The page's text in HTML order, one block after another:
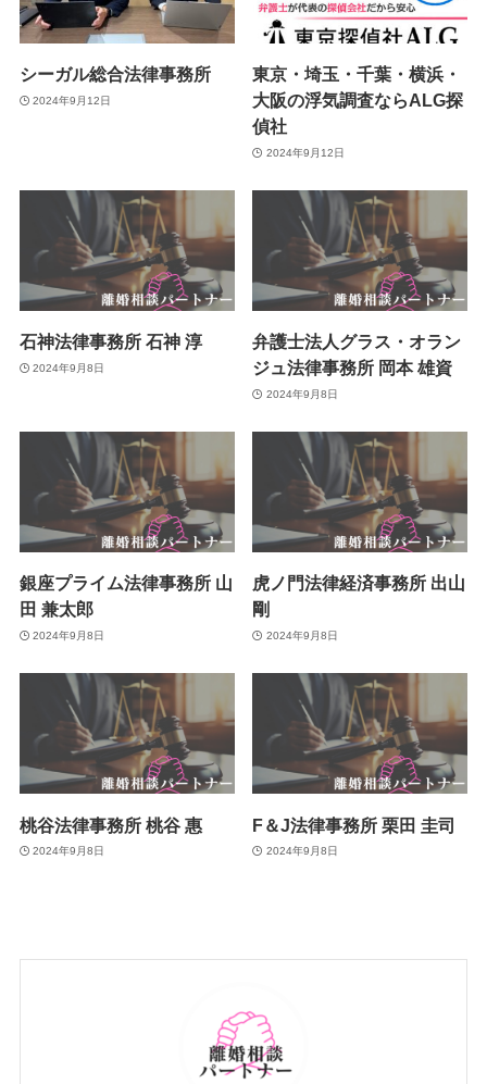
シーガル総合法律事務所
2024年9月12日
東京・埼玉・千葉・横浜・
大阪の浮気調査ならALG探
偵社
2024年9月12日
石神法律事務所 石神 淳
2024年9月8日
弁護士法人グラス・オラン
ジュ法律事務所 岡本 雄資
2024年9月8日
銀座プライム法律事務所 山
田 兼太郎
2024年9月8日
虎ノ門法律経済事務所 出山
剛
2024年9月8日
桃谷法律事務所 桃谷 惠
2024年9月8日
F＆J法律事務所 栗田 圭司
2024年9月8日